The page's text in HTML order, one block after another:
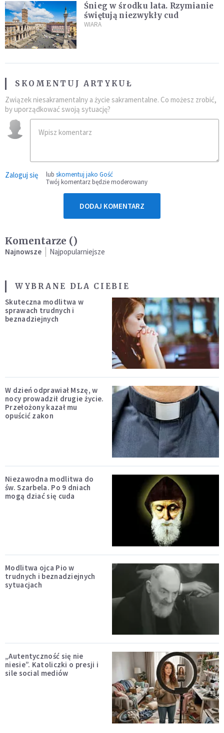
Śnieg w środku lata. Rzymianie
świętują niezwykły cud
WIARA
SKOMENTUJ ARTYKUŁ
Związek niesakramentalny a życie sakramentalne. Co możesz zrobić,
by uporządkować swoją sytuację?
Zaloguj się lub skomentuj jako Gość
Twój komentarz będzie moderowany
DODAJ KOMENTARZ
Komentarze ()
Najnowsze Najpopularniejsze
WYBRANE DLA CIEBIE
Skuteczna modlitwa w
sprawach trudnych i
beznadziejnych
W dzień odprawiał Mszę, w
nocy prowadził drugie życie.
Przełożony kazał mu
opuścić zakon
Niezawodna modlitwa do
św. Szarbela. Po 9 dniach
mogą dziać się cuda
Modlitwa ojca Pio w
trudnych i beznadziejnych
sytuacjach
„Autentyczność się nie
niesie”. Katoliczki o presji i
sile social mediów